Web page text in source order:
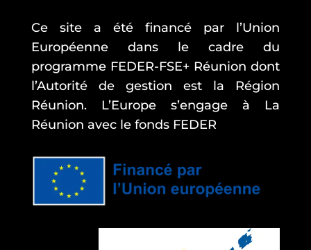
Ce site a été financé par l’Union
Européenne dans le cadre du
programme FEDER-FSE+ Réunion dont
l’Autorité de gestion est la Région
Réunion. L’Europe s’engage à La
Réunion avec le fonds FEDER